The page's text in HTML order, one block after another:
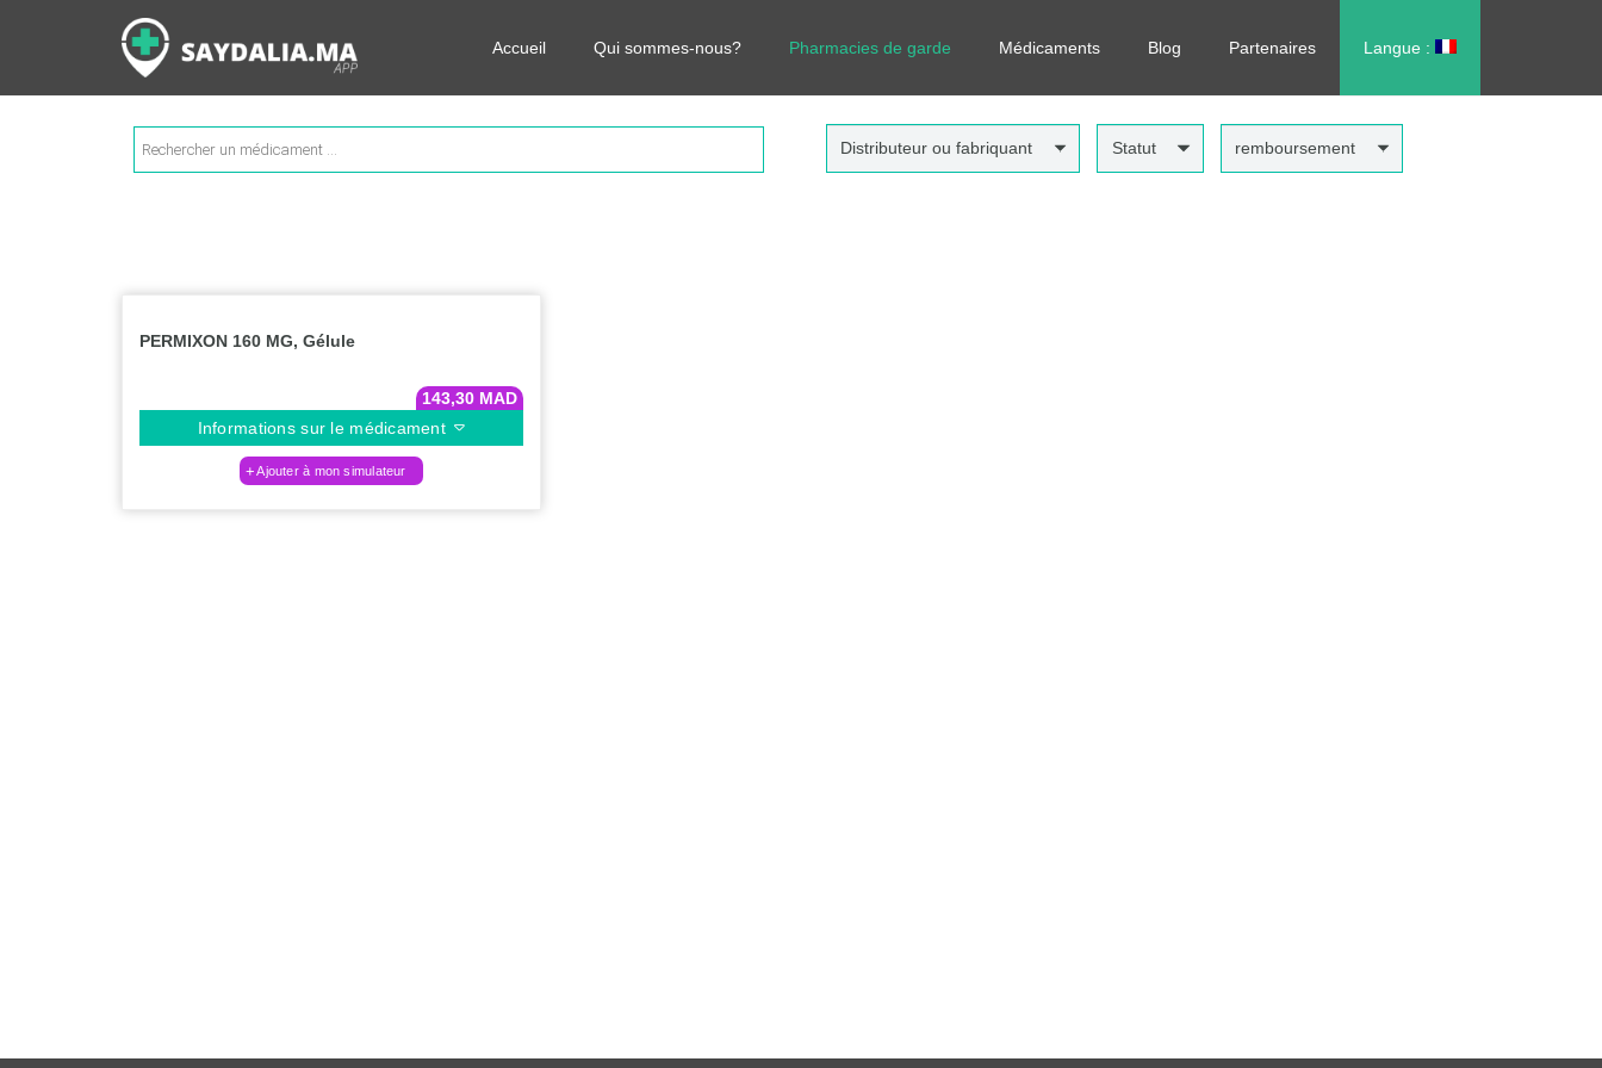
Accueil Qui sommes-nous? Pharmacies de garde Médicaments Blog Partenaires Langue :
Rechercher les informations sur vos médicaments, leurs prix et estimer ainsi le coût total de votre ordonnance, sans vous déplacer !
Recherche
de
produits
Distributeur ou fabriquant Statut remboursement
PERMIXON 160 MG, Gélule
143,30 MAD
Informations sur le médicament
Ajouter à mon simulateur